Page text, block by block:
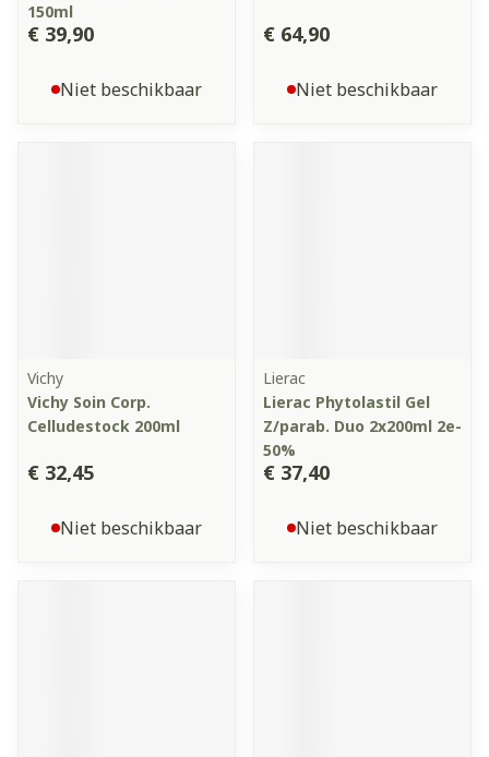
150ml
€ 39,90
Niet beschikbaar
€ 64,90
Niet beschikbaar
Vichy
Vichy Soin Corp.
Celludestock 200ml
€ 32,45
Niet beschikbaar
Lierac
Lierac Phytolastil Gel
Z/parab. Duo 2x200ml 2e-
50%
€ 37,40
Niet beschikbaar